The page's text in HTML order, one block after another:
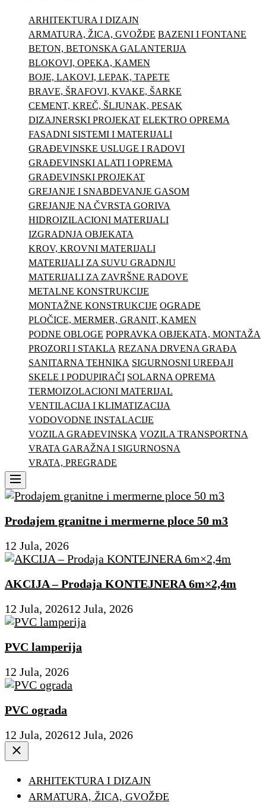
ARHITEKTURA I DIZAJN
ARMATURA, ŽICA, GVOŽĐE BAZENI I FONTANE
BETON, BETONSKA GALANTERIJA
BLOKOVI, OPEKA, KAMEN
BOJE, LAKOVI, LEPAK, TAPETE
BRAVE, ŠRAFOVI, KVAKE, ŠARKE
CEMENT, KREČ, ŠLJUNAK, PESAK
DIZAJNERSKI PROJEKAT ELEKTRO OPREMA
FASADNI SISTEMI I MATERIJALI
GRAĐEVINSKE USLUGE I RADOVI
GRAĐEVINSKI ALATI I OPREMA
GRAĐEVINSKI PROJEKAT
GREJANJE I SNABDEVANJE GASOM
GREJANJE NA ČVRSTA GORIVA
HIDROIZILACIONI MATERIJALI
IZGRADNJA OBJEKATA
KROV, KROVNI MATERIJALI
MATERIJALI ZA SUVU GRADNJU
MATERIJALI ZA ZAVRŠNE RADOVE
METALNE KONSTRUKCIJE
MONTAŽNE KONSTRUKCIJE OGRADE
PLOČICE, MERMER, GRANIT, KAMEN
PODNE OBLOGE POPRAVKA OBJEKATA, MONTAŽA
PROZORI I STAKLA REZANA DRVENA GRAĐA
SANITARNA TEHNIKA SIGURNOSNI UREĐAJI
SKELE I PODUPIRAČI SOLARNA OPREMA
TERMOIZOLACIONI MATERIJAL
VENTILACIJA I KLIMATIZACIJA
VODOVODNE INSTALACIJE
VOZILA GRAĐEVINSKA VOZILA TRANSPORTNA
VRATA GARAŽNA I SIGURNOSNA
VRATA, PREGRADE
Menu
Prodajem granitne i mermerne ploce 50 m3
12 Jula, 2026
AKCIJA – Prodaja KONTEJNERA 6m×2,4m
12 Jula, 202612 Jula, 2026
PVC lamperija
12 Jula, 2026
PVC ograda
12 Jula, 202612 Jula, 2026
Close
ARHITEKTURA I DIZAJN
ARMATURA, ŽICA, GVOŽĐE